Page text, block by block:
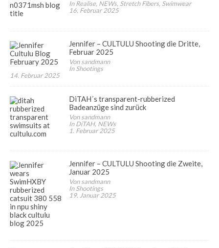
In Realise, NEWs, Stretch Fibers, Swimwear
16. Februar 2025
Jennifer – CULTULU Shooting die Dritte,
Februar 2025
Von sandmann
In Shootings
14. Februar 2025
DiTAH´s transparent-rubberized
Badeanzüge sind zurück
Von sandmann
In DiTAH, NEWs
1. Februar 2025
Jennifer – CULTULU Shooting die Zweite,
Januar 2025
Von sandmann
In Shootings
19. Januar 2025